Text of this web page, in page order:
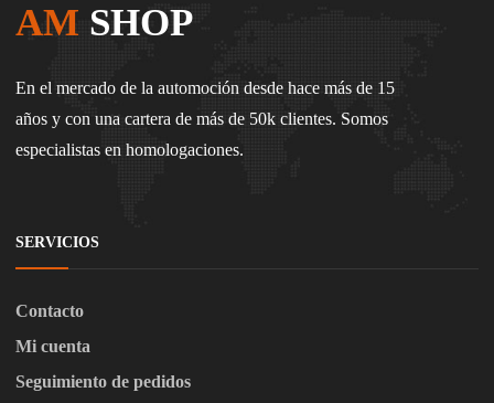
AM SHOP
En el mercado de la automoción desde hace más de 15
años y con una cartera de más de 50k clientes. Somos
especialistas en homologaciones.
SERVICIOS
Contacto
Mi cuenta
Seguimiento de pedidos